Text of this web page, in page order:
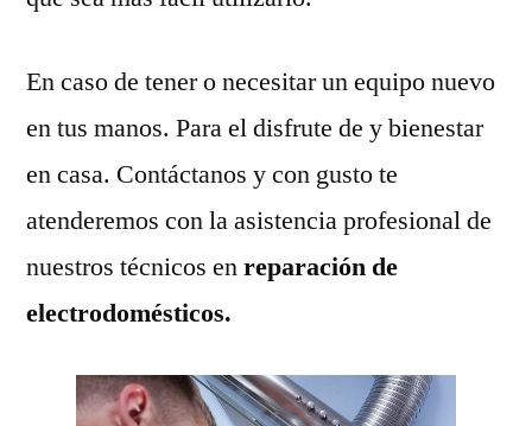
En caso de tener o necesitar un equipo nuevo
en tus manos. Para el disfrute de y bienestar
en casa. Contáctanos y con gusto te
atenderemos con la asistencia profesional de
nuestros técnicos enreparación de
electrodomésticos.